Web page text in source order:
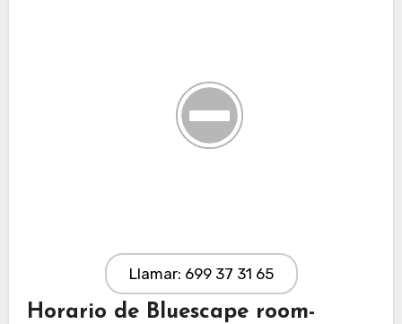
Llamar: 699 37 31 65
Horario de Bluescape room-